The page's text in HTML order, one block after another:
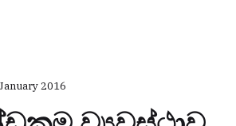
2016